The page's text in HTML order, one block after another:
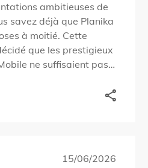
ambitieuses de
savez déjà que Planika
à moitié. Cette
que les prestigieux
ne suffisaient pas
15/06/2026